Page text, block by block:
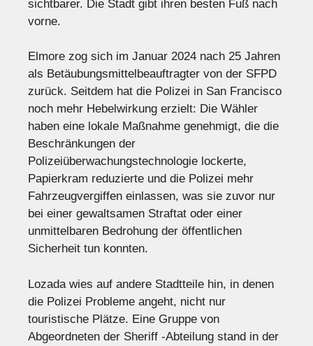
sichtbarer. Die Stadt gibt ihren besten Fuß nach
vorne.
Elmore zog sich im Januar 2024 nach 25 Jahren
als Betäubungsmittelbeauftragter von der SFPD
zurück. Seitdem hat die Polizei in San Francisco
noch mehr Hebelwirkung erzielt: Die Wähler
haben eine lokale Maßnahme genehmigt, die die
Beschränkungen der
Polizeiüberwachungstechnologie lockerte,
Papierkram reduzierte und die Polizei mehr
Fahrzeugvergiffen einlassen, was sie zuvor nur
bei einer gewaltsamen Straftat oder einer
unmittelbaren Bedrohung der öffentlichen
Sicherheit tun konnten.
Lozada wies auf andere Stadtteile hin, in denen
die Polizei Probleme angeht, nicht nur
touristische Plätze. Eine Gruppe von
Abgeordneten der Sheriff -Abteilung stand in der